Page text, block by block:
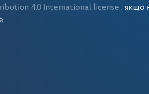
4.0 International license , якщо